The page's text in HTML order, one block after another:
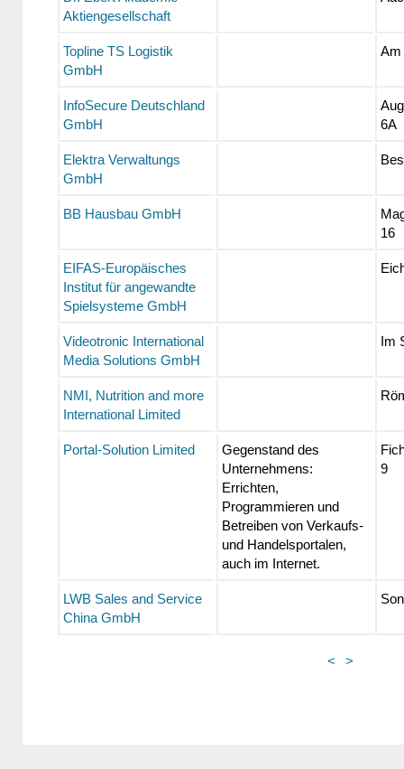
Aktiengesellschaft
Topline TS Logistik
GmbH
Am
InfoSecure Deutschland
GmbH
6A
Elektra Verwaltungs
GmbH
BB Hausbau GmbH
16
EIFAS-Europäisches
Institut für angewandte
Spielsysteme GmbH
Videotronic International
Media Solutions GmbH
Im
NMI, Nutrition and more
International Limited
Portal-Solution Limited
Gegenstand des
Unternehmens:
Errichten,
Programmieren und
Betreiben von Verkaufs-
und Handelsportalen,
auch im Internet.
9
LWB Sales and Service
China GmbH
< >